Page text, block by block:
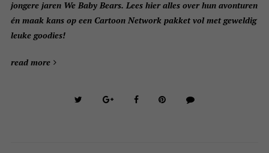
jongere jaren We Baby Bears. Lees hier alles over hun avonturen
én maak kans op een Cartoon Network pakket vol met geweldig
leuke goodies!
read more